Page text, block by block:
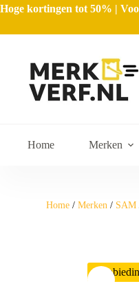
Hoge kortingen tot 50% |
Home Merken
Home /Merken / SAM